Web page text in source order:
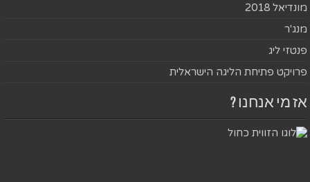
מונדיאל 2018
מנג'ר
פנטזי ליג
פרויקט פתיחת הליגה הישראלית
אז מי אנחנו ?